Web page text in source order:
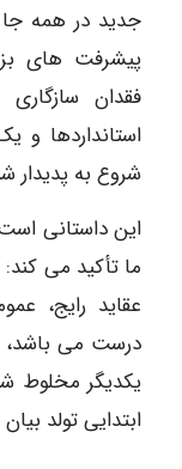
جدید در همه
پیشرفت های
فقدان
شروع به پدیدار
این داستانی
ما تأکید می
عقاید رایج،
درست می باشد،
ابتدایی تولد